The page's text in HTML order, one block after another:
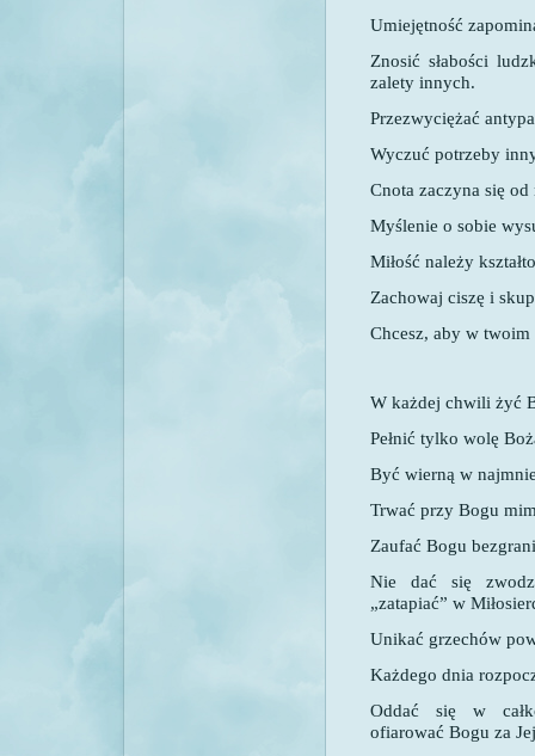
Umiejętność
Znosić słabości
zalety innych.
Przezwyciężać
Wyczuć potrzeby
Cnota zaczyna się
Myślenie o sobie
Miłość należy
Zachowaj ciszę i
Chcesz, aby w twoim
W każdej chwili żyć
Pełnić tylko wolę
Być wierną w
Trwać przy Bogu
Zaufać Bogu
Nie dać się
„zatapiać” w
Unikać grzechów
Każdego dnia
Oddać się w
ofiarować Bogu za